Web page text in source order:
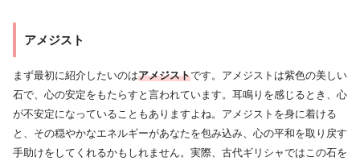
アメジスト
まず最初に紹介したいのはアメジストです。アメジストは紫色の美しい
石で、心の安定をもたらすと言われています。耳鳴りを感じるとき、心
が不安定になっていることもありますよね。アメジストを身に着ける
と、その穏やかなエネルギーがあなたを包み込み、心の平和を取り戻す
手助けをしてくれるかもしれません。実際、古代ギリシャではこの石を